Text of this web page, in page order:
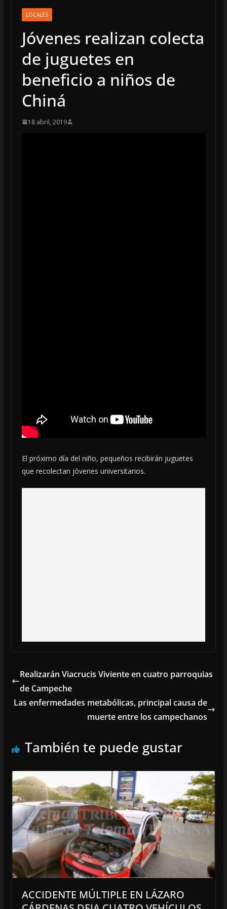
LOCALES
Jóvenes realizan colecta
de juguetes en
beneficio a niños de
Chiná
18 abril, 2019
El próximo día del niño, pequeños recibirán juguetes
que recolectan jóvenes universitarios.
Realizarán Viacrucis Viviente en cuatro parroquias
de Campeche
Las enfermedades metabólicas, principal causa de
muerte entre los campechanos
También te puede gustar
ACCIDENTE MÚLTIPLE EN LÁZARO